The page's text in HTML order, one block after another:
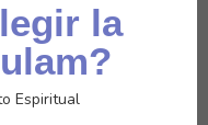
la
Espiritual